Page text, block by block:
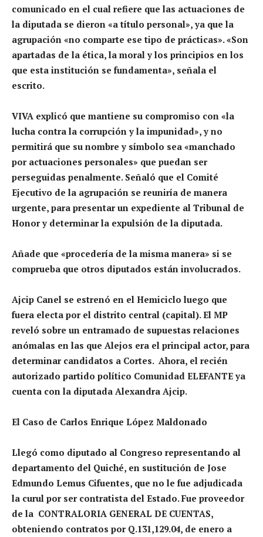
comunicado en el cual refiere que las actuaciones de
la diputada se dieron «a título personal», ya que la
agrupación «no comparte ese tipo de prácticas». «Son
apartadas de la ética, la moral y los principios en los
que esta institución se fundamenta», señala el
escrito.
VIVA explicó que mantiene su compromiso con «la
lucha contra la corrupción y la impunidad», y no
permitirá que su nombre y símbolo sea «manchado
por actuaciones personales» que puedan ser
perseguidas penalmente. Señaló que el Comité
Ejecutivo de la agrupación se reuniría de manera
urgente, para presentar un expediente al Tribunal de
Honor y determinar la expulsión de la diputada.
Añade que «procedería de la misma manera» si se
comprueba que otros diputados están involucrados.
Ajcip Canel se estrenó en el Hemiciclo luego que
fuera electa por el distrito central (capital). El MP
reveló sobre un entramado de supuestas relaciones
anómalas en las que Alejos era el principal actor, para
determinar candidatos a Cortes. Ahora, el recién
autorizado partido político Comunidad ELEFANTE ya
cuenta con la diputada Alexandra Ajcip.
El Caso de Carlos Enrique López Maldonado
Llegó como diputado al Congreso representando al
departamento del Quiché, en sustitución de Jose
Edmundo Lemus Cifuentes, que no le fue adjudicada
la curul por ser contratista del Estado. Fue proveedor
de la CONTRALORIA GENERAL DE CUENTAS,
obteniendo contratos por Q.131,129.04, de enero a